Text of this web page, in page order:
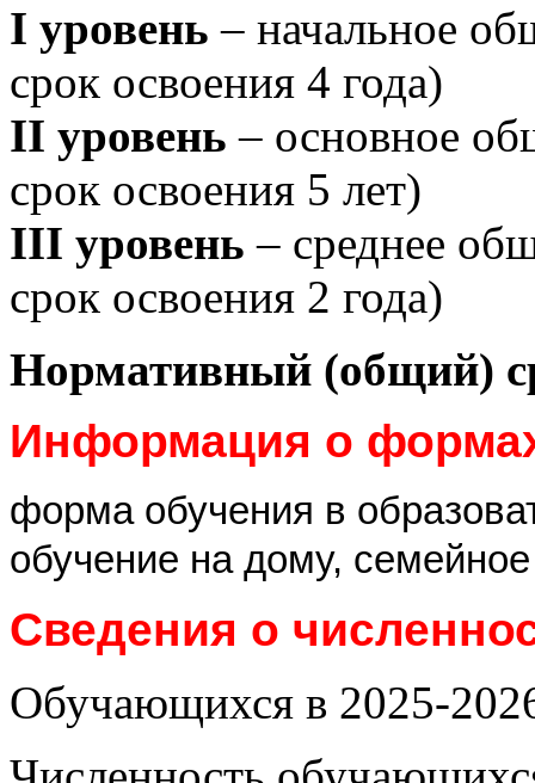
I уровень – начальное
срок освоения 4 года)
II уровень – основное
срок освоения 5 лет)
III уровень – среднее
срок освоения 2 года)
Нормативный (общий)
Информация о
форма обучения в
обучение на дому,
Сведения о
Обучающихся в 2025-